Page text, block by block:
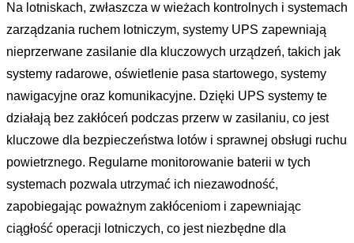
Na lotniskach, zwłaszcza w wieżach kontrolnych i systemach
zarządzania ruchem lotniczym, systemy UPS zapewniają
nieprzerwane zasilanie dla kluczowych urządzeń, takich jak
systemy radarowe, oświetlenie pasa startowego, systemy
nawigacyjne oraz komunikacyjne. Dzięki UPS systemy te
działają bez zakłóceń podczas przerw w zasilaniu, co jest
kluczowe dla bezpieczeństwa lotów i sprawnej obsługi ruchu
powietrznego. Regularne monitorowanie baterii w tych
systemach pozwala utrzymać ich niezawodność,
zapobiegając poważnym zakłóceniom i zapewniając
ciągłość operacji lotniczych, co jest niezbędne dla